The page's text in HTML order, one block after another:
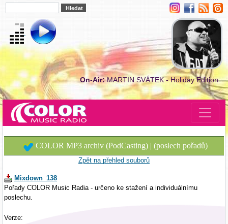
On-Air:MARTIN SVÁTEK - Holiday Edition
COLOR MP3 archiv (PodCasting) | (poslech pořadů)
Zpět na přehled souborů
Mixdown_138
Pořady COLOR Music Radia - určeno ke stažení a individuálnímu
poslechu.
Verze: